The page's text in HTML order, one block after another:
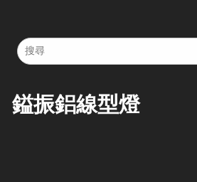
鎰振鋁線型燈